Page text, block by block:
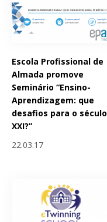
Escola Profissional de
Almada promove
Seminário “Ensino-
Aprendizagem: que
desafios para o século
XXI?”
22.03.17